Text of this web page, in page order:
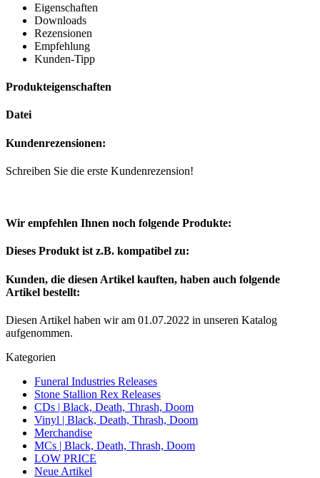
Eigenschaften
Downloads
Rezensionen
Empfehlung
Kunden-Tipp
Produkteigenschaften
Datei
Kundenrezensionen:
Schreiben Sie die erste Kundenrezension!
Wir empfehlen Ihnen noch folgende Produkte:
Dieses Produkt ist z.B. kompatibel zu:
Kunden, die diesen Artikel kauften, haben auch folgende
Artikel bestellt:
Diesen Artikel haben wir am 01.07.2022 in unseren Katalog
aufgenommen.
Kategorien
Funeral Industries Releases
Stone Stallion Rex Releases
CDs | Black, Death, Thrash, Doom
Vinyl | Black, Death, Thrash, Doom
Merchandise
MCs | Black, Death, Thrash, Doom
LOW PRICE
Neue Artikel